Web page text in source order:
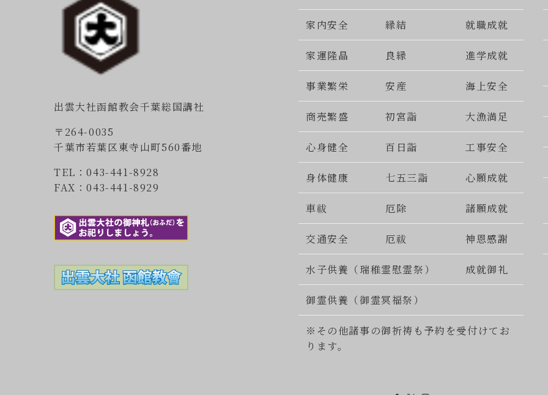
出雲大社函館教会千葉総国講社
〒264-0035
千葉市若葉区東寺山町560番地
TEL：043-441-8928
FAX：043-441-8929
家内安全 縁結 就職成就
家運隆晶 良縁 進学成就
事業繁栄 安産 海上安全
商売繁盛 初宮詣 大漁満足
心身健全 百日詣 工事安全
身体健康 七五三詣 心願成就
車祓 厄除 諸願成就
交通安全 厄祓 神恩感謝
水子供養（瑞稚霊慰霊祭） 成就御礼
御霊供養（御霊冥福祭）
※その他諸事の御祈祷も予約を受付けてお
ります。